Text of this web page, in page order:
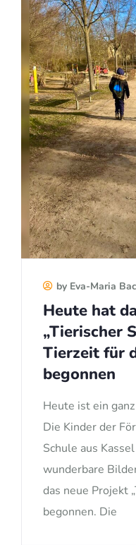
by Eva-Maria
Heute hat
„Tierischer
Tierzeit für
begonnen
Heute ist ein
Die Kinder der
Schule aus
wunderbare
das neue Projekt
begonnen. Die